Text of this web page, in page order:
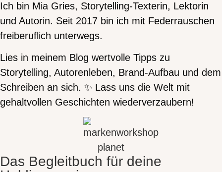
Ich bin Mia Gries, Storytelling-Texterin, Lektorin
und Autorin. Seit 2017 bin ich mit Federrauschen
freiberuflich unterwegs.
Lies in meinem Blog wertvolle Tipps zu
Storytelling, Autorenleben, Brand-Aufbau und dem
Schreiben an sich. ✨ Lass uns die Welt mit
gehaltvollen Geschichten wiederverzaubern!
Das Begleitbuch für deine